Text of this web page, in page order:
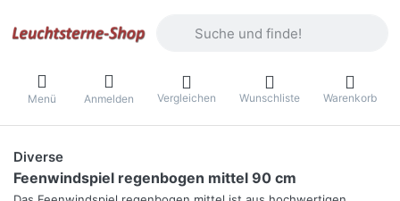
Menü Anmelden Vergleichen Wunschliste Warenkorb
Diverse
Feenwindspiel regenbogen mittel 90 cm